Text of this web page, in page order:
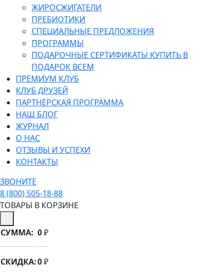
ЖИРОСЖИГАТЕЛИ
ПРЕБИОТИКИ
СПЕЦИАЛЬНЫЕ ПРЕДЛОЖЕНИЯ
ПРОГРАММЫ
ПОДАРОЧНЫЕ СЕРТИФИКАТЫ КУПИТЬ В
ПОДАРОК ВСЕМ
ПРЕМИУМ КЛУБ
КЛУБ ДРУЗЕЙ
ПАРТНЁРСКАЯ ПРОГРАММА
НАШ БЛОГ
ЖУРНАЛ
О НАС
ОТЗЫВЫ И УСПЕХИ
КОНТАКТЫ
ЗВОНИТЕ
8 (800) 505-18-88
ТОВАРЫ В КОРЗИНЕ
СУММА: 0₽
СКИДКА:0₽